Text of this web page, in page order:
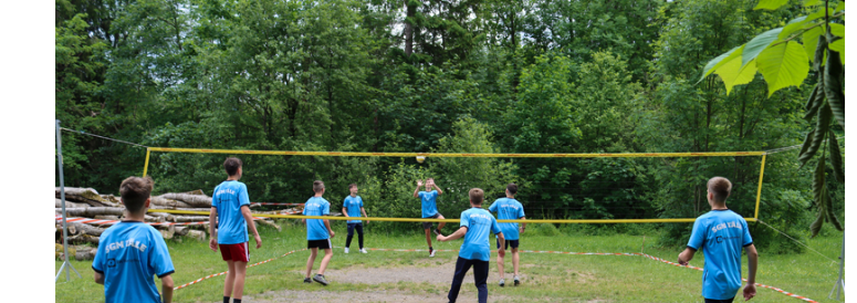
Features der
Seite
benötigt!
Marketing
Indem Sie uns Ihre
Interessen und Ihr
Verhalten beim
Besuch unserer
Website mitteilen,